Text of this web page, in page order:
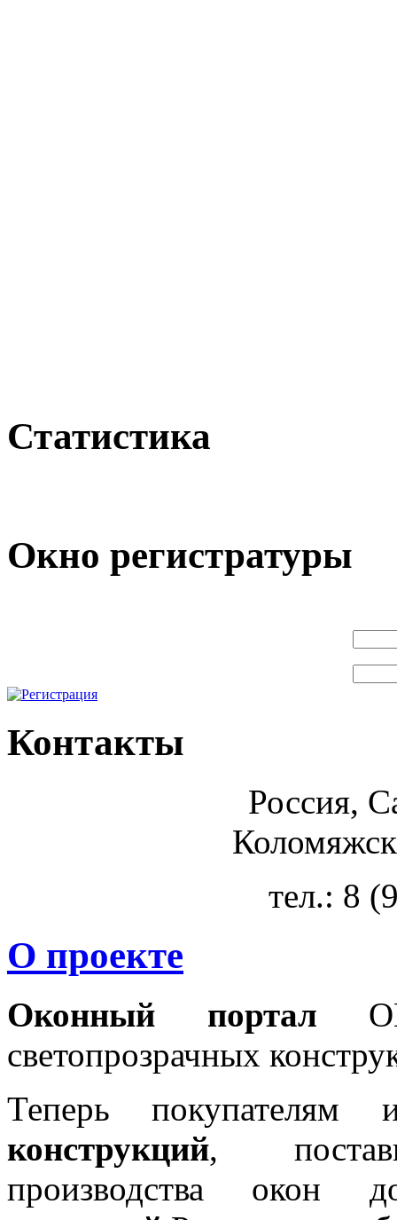
Статистика
Окно регистратуры
Контакты
Россия,
тел.: 8
О проекте
Оконный портал
светопрозрачных
Теперь покупателям
конструкций,
производства окон